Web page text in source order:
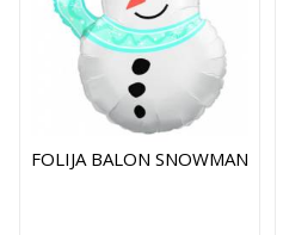
FOLIJA BALON SNOWMAN